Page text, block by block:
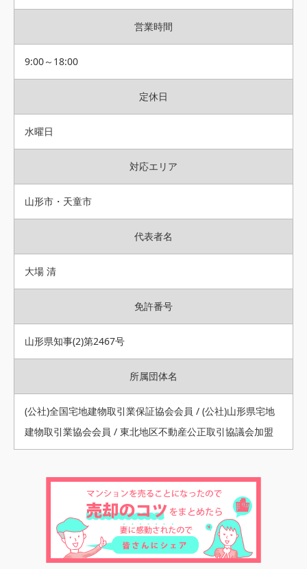
営業時間
9:00～18:00
定休日
水曜日
対応エリア
山形市・天童市
代表者名
大場 清
免許番号
山形県知事(2)第2467号
所属団体名
(公社)全国宅地建物取引業保証協会会員 / (公社)山形県宅地
建物取引業協会会員 / 東北地区不動産公正取引協議会加盟